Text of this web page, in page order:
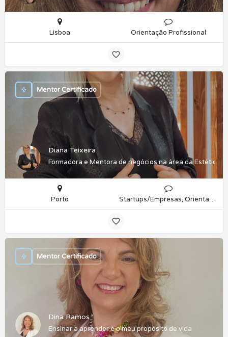
Lisboa Orientação Profissional
Diana Teixeira
Formadora e Mentora de negócios na área da Estética
Mentor Certificado
Porto Startups/Empresas, Orientação Profissional
Dina Ramos
Ensinar a aprender é o meu propósito de vida
Mentor Certificado